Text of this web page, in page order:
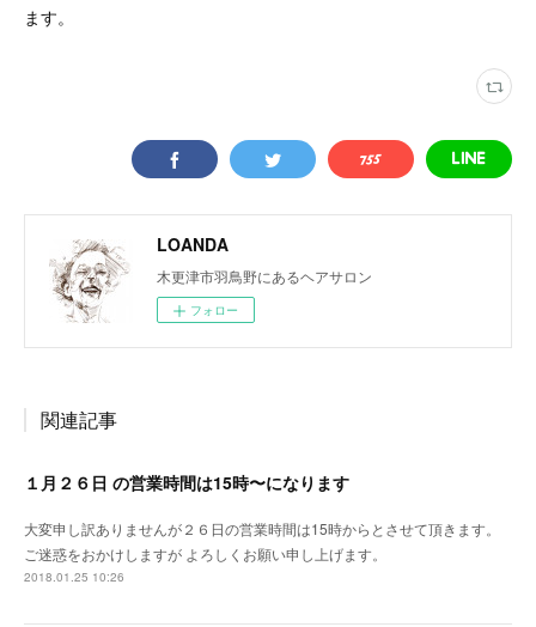
ます。
LOANDA
木更津市羽鳥野にあるヘアサロン
フォロー
関連記事
１月２６日 の営業時間は15時〜になります
大変申し訳ありませんが２６日の営業時間は15時からとさせて頂きます。
ご迷惑をおかけしますが よろしくお願い申し上げます。
2018.01.25 10:26